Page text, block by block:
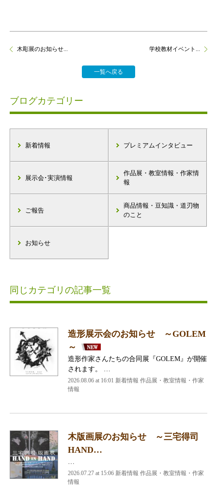
木彫展のお知らせ...
一覧へ戻る
学校教材イベント...
ブログカテゴリー
新着情報 プレミアムインタビュー
展示会･実演情報
作品展・教室情報・作家情
報
ご報告
商品情報・豆知識・道刃物
のこと
お知らせ
同じカテゴリの記事一覧
造形展示会のお知らせ ～GOLEM
～
造形作家さんたちの合同展『GOLEM』が開催
されます。 …
2026.08.06 at 16:01 新着情報 作品展・教室情報・作家
情報
木版画展のお知らせ ～三宅得司
HAND…
2026.07.27 at 15:06 新着情報 作品展・教室情報・作家
情報